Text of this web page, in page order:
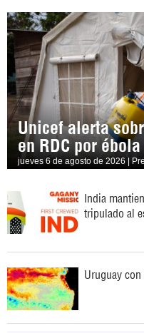
Unicef alerta
en RDC por ébola
jueves 6 de agosto de 2026 |
India
tripulado al
Uruguay